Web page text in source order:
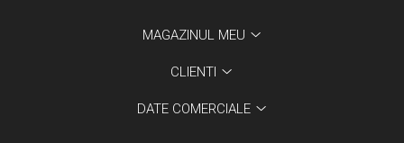
MAGAZINUL MEU
CLIENTI
DATE COMERCIALE